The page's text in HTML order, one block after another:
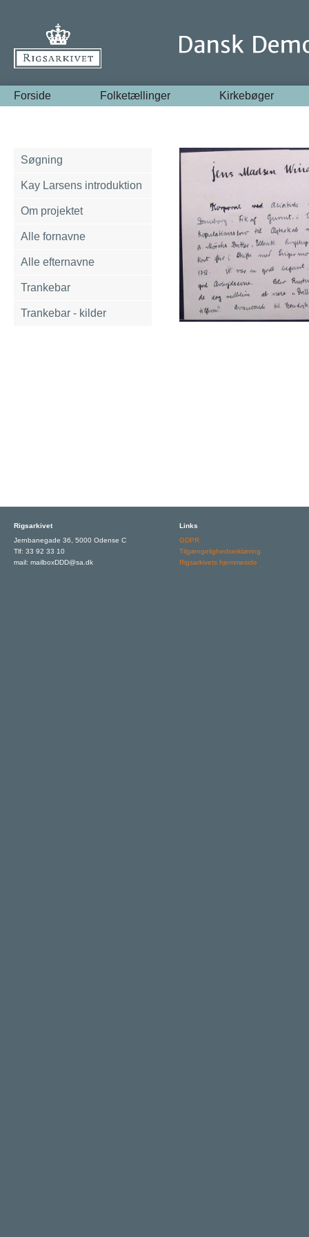
Forside Folketællinger Kirkebøger
Søgning
Kay Larsens introduktion
Om projektet
Alle fornavne
Alle efternavne
Trankebar
Trankebar - kilder
Rigsarkivet
Jernbanegade 36, 5000 Odense C
Tlf: 33 92 33 10
mail: mailboxDDD@sa.dk
Links
GDPR
Tilgængelighedserklæring
Rigsarkivets hjemmeside